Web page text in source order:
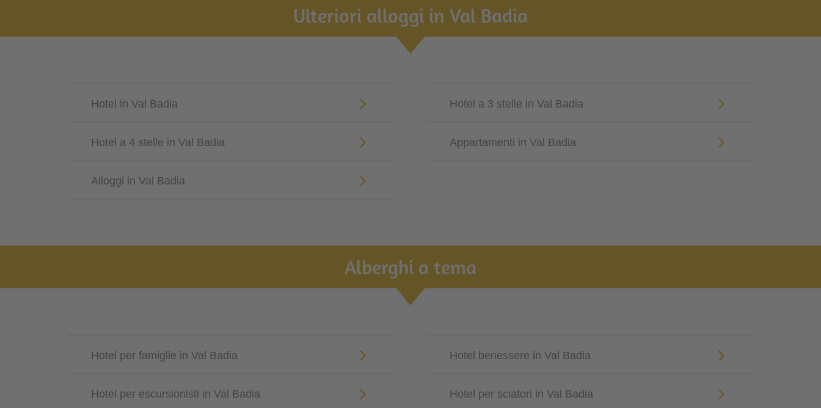
Ulteriori alloggi in Val Badia
Hotel in Val Badia Hotel a 3 stelle in Val Badia
Hotel a 4 stelle in Val Badia Appartamenti in Val Badia
Alloggi in Val Badia
Alberghi a tema
Hotel per famiglie in Val Badia Hotel benessere in Val Badia
Hotel per escursionisti in Val Badia Hotel per sciatori in Val Badia